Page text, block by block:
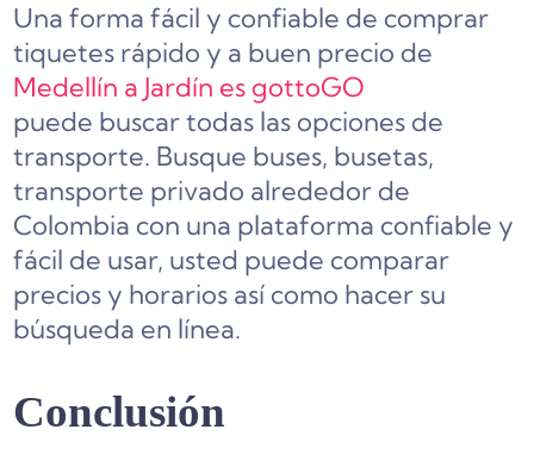
Una forma fácil y confiable de comprar
tiquetes rápido y a buen precio de
Medellín a Jardín es gottoGO
puede buscar todas las opciones de
transporte. Busque buses, busetas,
transporte privado alrededor de
Colombia con una plataforma confiable y
fácil de usar, usted puede comparar
precios y horarios así como hacer su
búsqueda en línea.
Conclusión